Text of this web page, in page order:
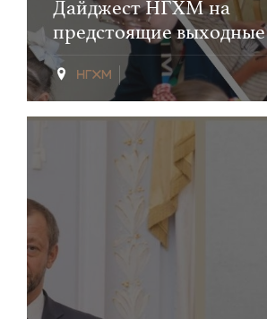
Дайджест НГХМ на
предстоящие выходные